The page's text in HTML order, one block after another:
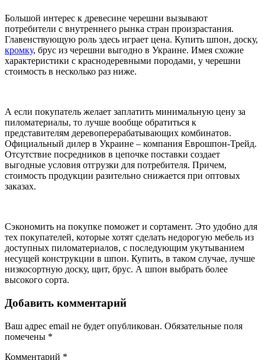
Большой интерес к древесине черешни вызывают
потребители с внутреннего рынка стран произрастания.
Главенствующую роль здесь играет цена. Купить шпон, доску,
кромку, брус из черешни выгодно в Украине. Имея схожие
характеристики с краснодеревными породами, у черешни
стоимость в несколько раз ниже.
А если покупатель желает заплатить минимальную цену за
пиломатериалы, то лучше вообще обратиться к
представителям деревоперерабатывающих комбинатов.
Официальный дилер в Украине – компания Еврошпон-Трейд.
Отсутствие посредников в цепочке поставки создает
выгодные условия отгрузки для потребителя. Причем,
стоимость продукции разительно снижается при оптовых
заказах.
Сэкономить на покупке поможет и сортамент. Это удобно для
тех покупателей, которые хотят сделать недорогую мебель из
доступных пиломатериалов, с последующим укутыванием
несущей конструкции в шпон. Купить, в таком случае, лучше
низкосортную доску, щит, брус. А шпон выбрать более
высокого сорта.
Добавить комментарий
Ваш адрес email не будет опубликован. Обязательные поля
помечены *
Комментарий *